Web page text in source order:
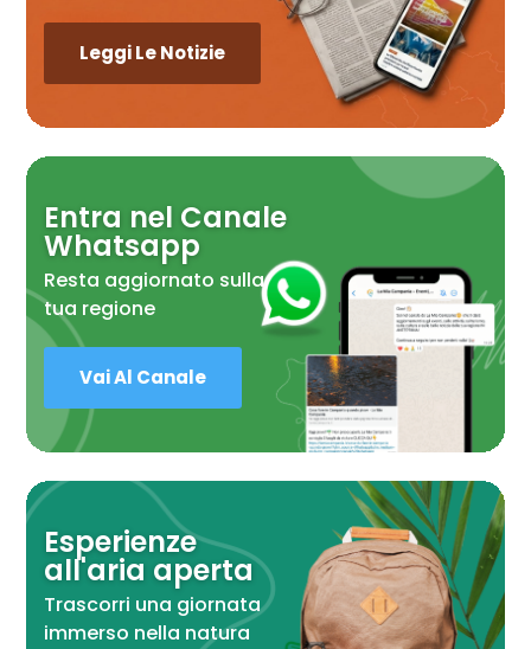
Leggi Le Notizie
Entra nel Canale
Whatsapp
Resta aggiornato sulla
tua regione
Vai Al Canale
Esperienze
all'aria aperta
Trascorri una giornata
immerso nella natura